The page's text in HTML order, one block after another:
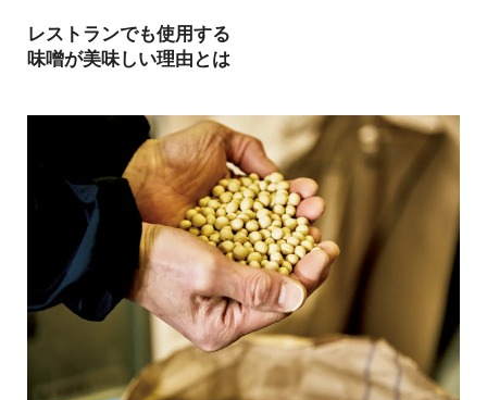
レストランでも使用する
味噌が美味しい理由とは